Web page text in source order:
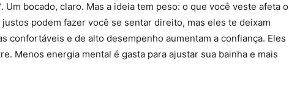
Um bocado, claro. Mas a ideia tem peso: o que você veste afeta o
podem fazer você se sentar direito, mas eles te deixam
confortáveis ​​e de alto desempenho aumentam a confiança. Eles
Menos energia mental é gasta para ajustar sua bainha e mais